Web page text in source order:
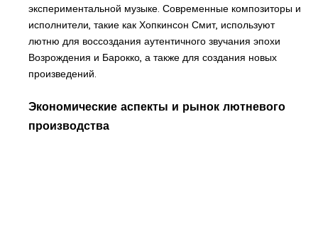
экспериментальной музыке. Современные композиторы и
исполнители, такие как Хопкинсон Смит, используют
лютню для воссоздания аутентичного звучания эпохи
Возрождения и Барокко, а также для создания новых
произведений.
Экономические аспекты и рынок лютневого
производства